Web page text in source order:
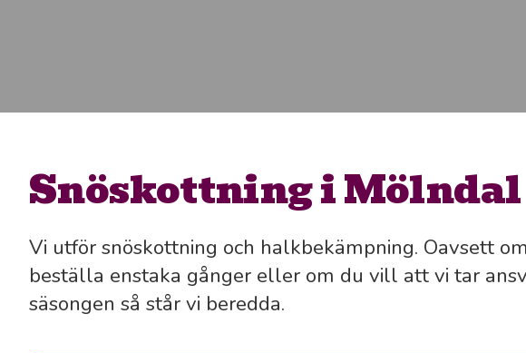
Snöskottning i Mölndal
Vi utför snöskottning och halkbekämpning. Oavsett
beställa enstaka gånger eller om du vill att vi tar
säsongen så står vi beredda.